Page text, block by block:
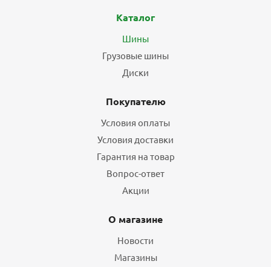
Каталог
Шины
Грузовые шины
Диски
Покупателю
Условия оплаты
Условия доставки
Гарантия на товар
Вопрос-ответ
Акции
О магазине
Новости
Магазины